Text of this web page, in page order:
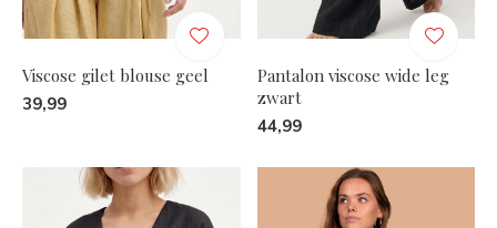
Viscose gilet blouse geel
39,99
Pantalon viscose wide leg
zwart
44,99